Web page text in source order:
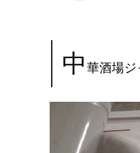
中華酒場ジ